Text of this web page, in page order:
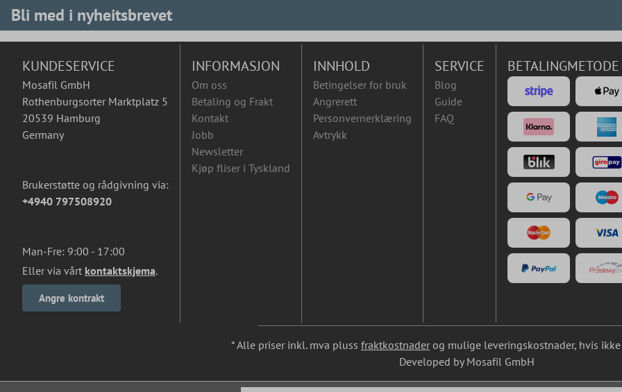
Bli med i nyheitsbrevet
KUNDESERVICE
Mosafil GmbH
Rothenburgsorter Marktplatz 5
20539 Hamburg
Germany
Brukerstøtte og rådgivning via:
+4940 797508920
Man-Fre: 9:00 - 17:00
Eller via vårt kontaktskjema.
Angre kontrakt
INFORMASJON
Om oss
Betaling og Frakt
Kontakt
Jobb
Newsletter
Kjøp fliser i Tyskland
INNHOLD
Betingelser for bruk
Angrerett
Personvernerklæring
Avtrykk
SERVICE
Blog
Guide
FAQ
BETALINGMETODE
* Alle priser inkl. mva pluss fraktkostnader og mulige leveringskostnader, hvis
Developed by Mosafil GmbH